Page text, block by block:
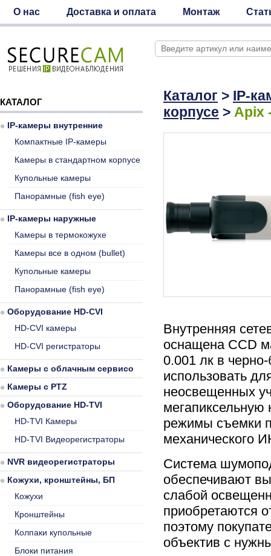
О нас Доставка и оплата Монтаж
Каталог > IP-
корпусе > Apix
Внутренняя
оснащена CCD
0.001 лк в
использовать
неосвещенных
режимы съемки
механического
Система
обеспечивают
слабой
приобретаются
поэтому
объектив с
КАТАЛОГ
IP-камеры внутренние
Компактные IP-камеры
Камеры в стандартном корпусе
Купольные камеры
Панорамные (fish eye)
IP-камеры наружные
Камеры в термокожухе
Камеры все в одном (bullet)
Купольные камеры
Панорамные (fish eye)
Оборудование HD-CVI
HD-CVI камеры
HD-CVI регистраторы
Камеры с облачным сервисом
Камеры с PTZ
Оборудование HD-TVI
HD-TVI Камеры
HD-TVI Видеорегистраторы
NVR видеорегистраторы
Кожухи, кронштейны, БП
Кожухи
Кронштейны
Колпаки купольные
Блоки питания